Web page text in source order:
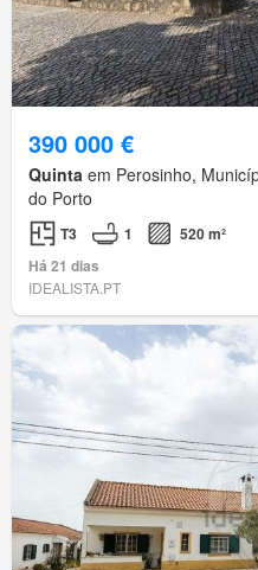
390 000 €
Quinta em Perosinho,
do Porto
T3 1
520 m²
Há 21 dias
IDEALISTA.PT